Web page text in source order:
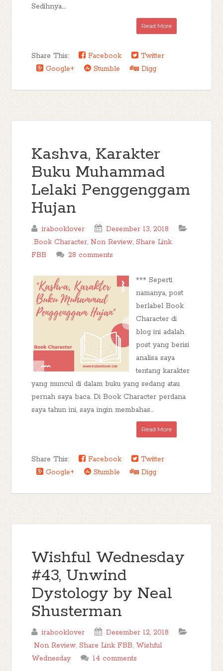
Sedihnya....
Read More
Share This: Facebook
Twitter
Google+
Stumble Digg
Kashva, Karakter
Buku Muhammad
Lelaki Penggenggam
Hujan
irabooklover
Desember 13, 2018
Book Character, Non Review,Share Link
FBB
28 comments
*** Seperti
namanya, post
berlabel Book
Character di
blog ini adalah
post yang berisi
analisa saya
tentang karakter
yang muncul di dalam buku yang sedang atau
pernah saya baca. Di Book Character perdana
saya tahun ini, saya ingin membahas...
Read More
Share This: Facebook
Twitter
Google+
Stumble Digg
Wishful Wednesday
#43, Unwind
Dystology by Neal
Shusterman
irabooklover
Desember 12, 2018
Non Review,Share Link FBB, Wishful
Wednesday
14 comments